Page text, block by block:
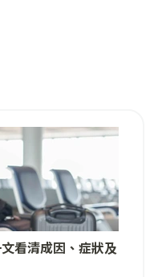
看清成因、症狀及